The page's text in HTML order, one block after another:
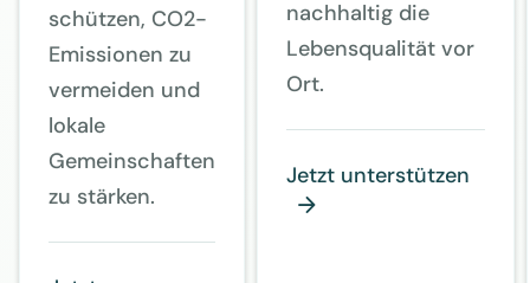
schützen, CO2-
Emissionen zu
vermeiden und
lokale
Gemeinschaften
zu stärken.
nachhaltig die
Lebensqualität vor
Ort.
Jetzt unterstützen
